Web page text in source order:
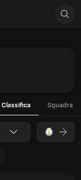
Classifica Squadra